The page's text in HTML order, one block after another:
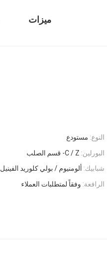
ميزات
النوع: مستودع
البورلين: C / Z- قسم الصلب
شبابيك: ألومنيوم / بولي كلوريد الفينيل
الرافعة: وفقاً لمتطلبات العملاء